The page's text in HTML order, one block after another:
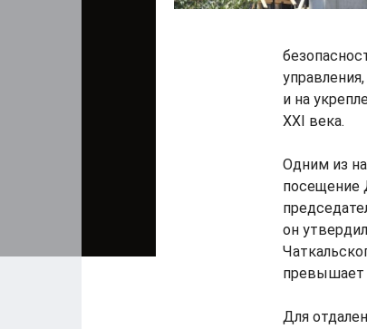
и на
XXI века.
Одним из
посещение
он
превышает
Для